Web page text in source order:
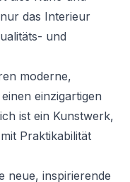
das Interieur
und
moderne,
einzigartigen
ist ein Kunstwerk,
Praktikabilität
neue, inspirierende